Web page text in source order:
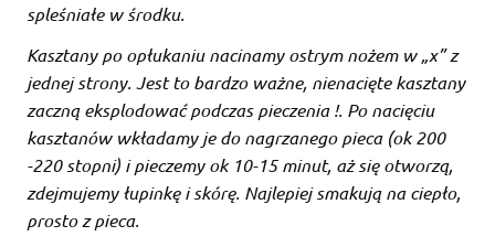
spleśniałe w środku.
Kasztany po opłukaniu nacinamy ostrym nożem w „x” z
jednej strony. Jest to bardzo ważne, nienacięte kasztany
zaczną eksplodować podczas pieczenia !. Po nacięciu
kasztanów wkładamy je do nagrzanego pieca (ok 200
-220 stopni) i pieczemy ok 10-15 minut, aż się otworzą,
zdejmujemy łupinkę i skórę. Najlepiej smakują na ciepło,
prosto z pieca.